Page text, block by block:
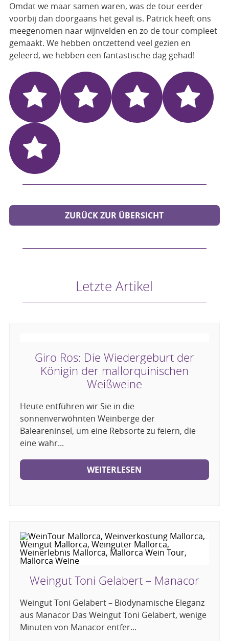
Omdat we maar samen waren, was de tour eerder
voorbij dan doorgaans het geval is. Patrick heeft ons
meegenomen naar wijnvelden en zo de tour compleet
gemaakt. We hebben ontzettend veel gezien en
geleerd, we hebben een fantastische dag gehad!
ZURÜCK ZUR ÜBERSICHT
Letzte Artikel
Giro Ros: Die Wiedergeburt der
Königin der mallorquinischen
Weißweine
Heute entführen wir Sie in die
sonnenverwöhnten Weinberge der
Baleareninsel, um eine Rebsorte zu feiern, die
eine wahr...
WEITERLESEN
Weingut Toni Gelabert – Manacor
Weingut Toni Gelabert – Biodynamische Eleganz
aus Manacor Das Weingut Toni Gelabert, wenige
Minuten von Manacor entfer...